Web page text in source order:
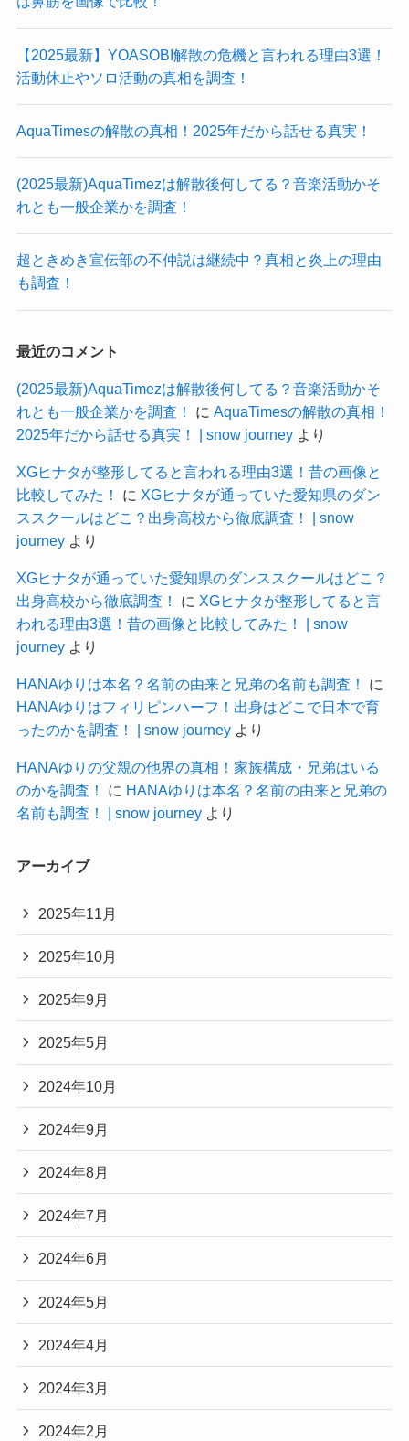
【2025最新】YOASOBI解散の危機と言われる理由3選！
活動休止やソロ活動の真相を調査！
AquaTimesの解散の真相！2025年だから話せる真実！
(2025最新)AquaTimezは解散後何してる？音楽活動かそ
れとも一般企業かを調査！
超ときめき宣伝部の不仲説は継続中？真相と炎上の理由
も調査！
最近のコメント
(2025最新)AquaTimezは解散後何してる？音楽活動かそ
れとも一般企業かを調査！
に AquaTimesの解散の真相！
2025年だから話せる真実！ | snow journeyより
XGヒナタが整形してると言われる理由3選！昔の画像と
比較してみた！
に XGヒナタが通っていた愛知県のダン
ススクールはどこ？出身高校から徹底調査！ | snow
journeyより
XGヒナタが通っていた愛知県のダンススクールはどこ？
出身高校から徹底調査！
に XGヒナタが整形してると言
われる理由3選！昔の画像と比較してみた！ | snow
journeyより
HANAゆりは本名？名前の由来と兄弟の名前も調査！
に
HANAゆりはフィリピンハーフ！出身はどこで日本で育
ったのかを調査！ | snow journeyより
HANAゆりの父親の他界の真相！家族構成・兄弟はいる
のかを調査！
に HANAゆりは本名？名前の由来と兄弟の
名前も調査！ | snow journeyより
アーカイブ
2025年11月
2025年10月
2025年9月
2025年5月
2024年10月
2024年9月
2024年8月
2024年7月
2024年6月
2024年5月
2024年4月
2024年3月
2024年2月